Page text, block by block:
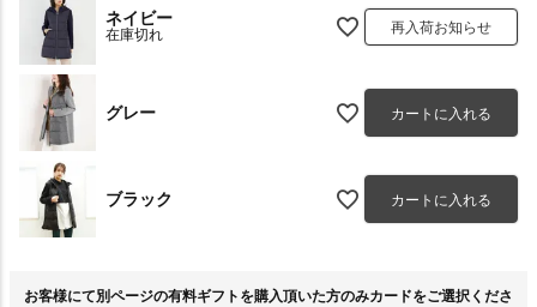
ネイビー
在庫切れ 再入荷お知らせ
グレー カートに入れる
ブラック カートに入れる
お客様にて別ページの有料ギフトを購入頂いた方のみカードをご選択くださ